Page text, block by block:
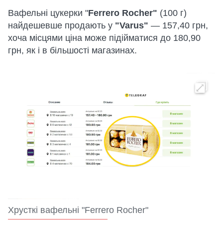
Вафельні цукерки "Ferrero Rocher" (100 г)
найдешевше продають у "Varus" — 157,40 грн,
хоча місцями ціна може підійматися до 180,90
грн, як і в більшості магазинах.
Хрусткі вафельні "Ferrero Rocher"